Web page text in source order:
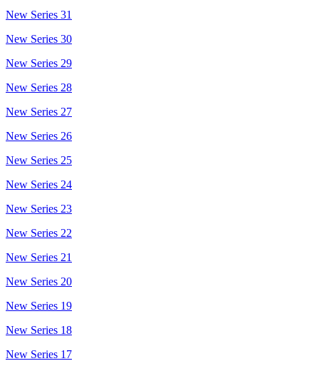
New Series 31
New Series 30
New Series 29
New Series 28
New Series 27
New Series 26
New Series 25
New Series 24
New Series 23
New Series 22
New Series 21
New Series 20
New Series 19
New Series 18
New Series 17